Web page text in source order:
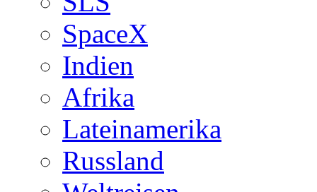
SpaceX
Indien
Afrika
Lateinamerika
Russland